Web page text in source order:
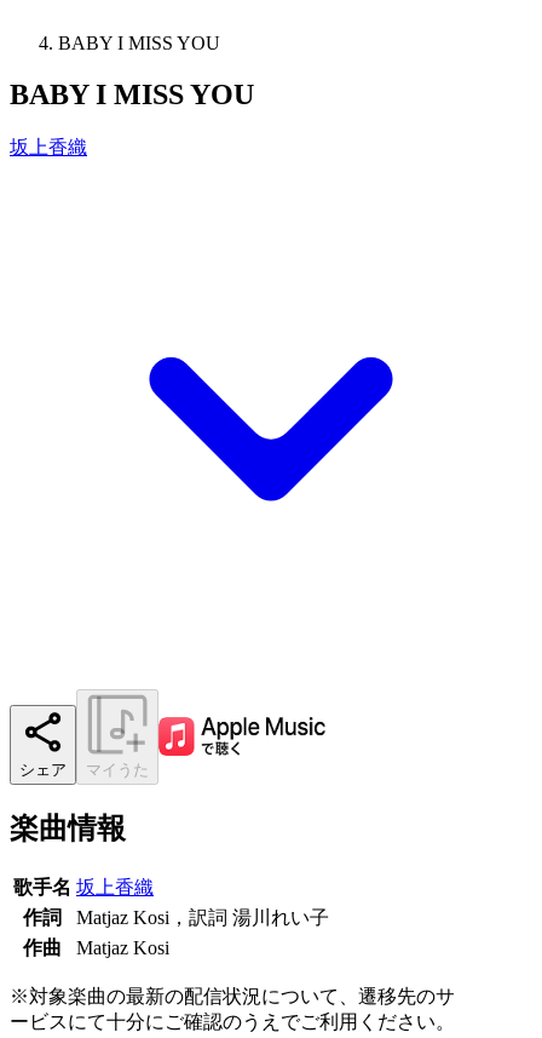
BABY I MISS YOU
BABY I MISS YOU
坂上香織
シェア マイうた
楽曲情報
歌手名 坂上香織
作詞
Matjaz Kosi，訳詞 湯川れい子
作曲
Matjaz Kosi
※対象楽曲の最新の配信状況について、遷移先のサ
ービスにて十分にご確認のうえでご利用ください。